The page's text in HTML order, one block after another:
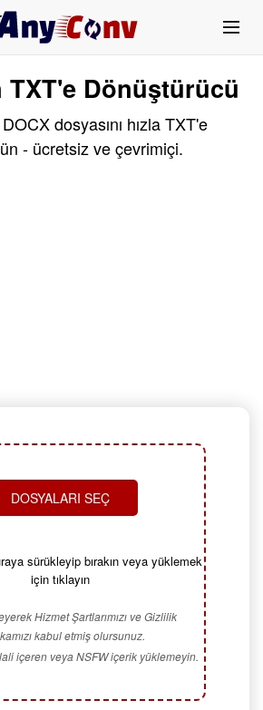
TXT'e Dönüştürücü
dosyasını hızla TXT'e
- ücretsiz ve çevrimiçi.
DOSYALARI SEÇ
sürükleyip bırakın veya yüklemek
için tıklayın
Hizmet Şartlarımızı ve Gizlilik
kabul etmiş olursunuz.
içeren veya NSFW içerik yüklemeyin.